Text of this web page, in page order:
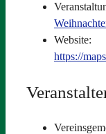
Website:
https://